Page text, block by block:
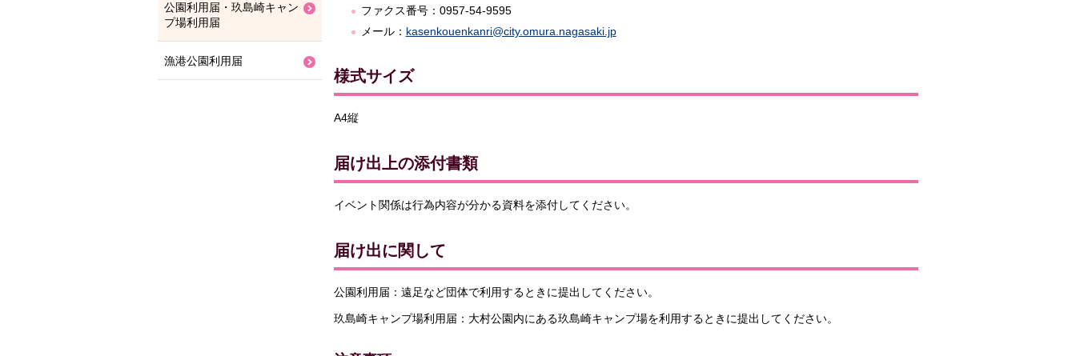
ファクス番号：0957-54-9595
メール： kasenkouenkanri@city.omura.nagasaki.jp
様式サイズ
A4縦
届け出上の添付書類
イベント関係は行為内容が分かる資料を添付してください。
届け出に関して
公園利用届：遠足など団体で利用するときに提出してください。
玖島崎キャンプ場利用届：大村公園内にある玖島崎キャンプ場を利用するときに提出してください。
公園利用届・玖島崎キャン
プ場利用届
漁港公園利用届